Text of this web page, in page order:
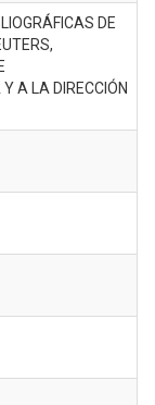
DE
A LA DIRECCIÓN